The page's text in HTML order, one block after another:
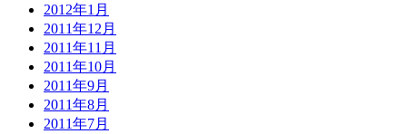
2012年1月
2011年12月
2011年11月
2011年10月
2011年9月
2011年8月
2011年7月